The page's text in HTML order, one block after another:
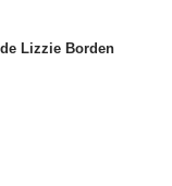
Lizzie Borden